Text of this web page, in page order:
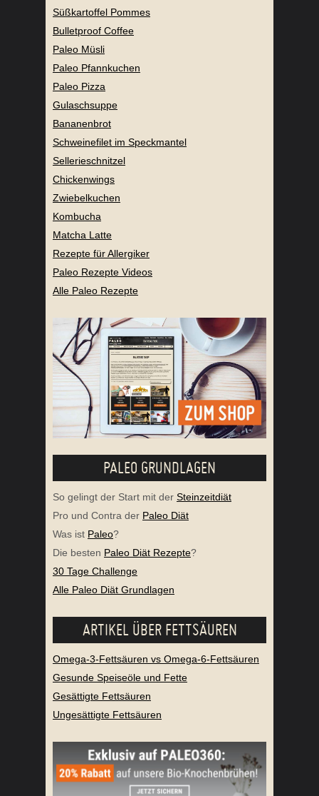
Süßkartoffel Pommes
Bulletproof Coffee
Paleo Müsli
Paleo Pfannkuchen
Paleo Pizza
Gulaschsuppe
Bananenbrot
Schweinefilet im Speckmantel
Sellerieschnitzel
Chickenwings
Zwiebelkuchen
Kombucha
Matcha Latte
Rezepte für Allergiker
Paleo Rezepte Videos
Alle Paleo Rezepte
PALEO GRUNDLAGEN
So gelingt der Start mit der Steinzeitdiät
Pro und Contra der Paleo Diät
Was ist Paleo?
Die besten Paleo Diät Rezepte?
30 Tage Challenge
Alle Paleo Diät Grundlagen
ARTIKEL ÜBER FETTSÄUREN
Omega-3-Fettsäuren vs Omega-6-Fettsäuren
Gesunde Speiseöle und Fette
Gesättigte Fettsäuren
Ungesättigte Fettsäuren